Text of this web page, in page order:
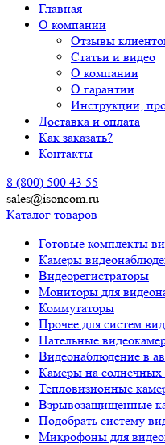
Главная
О компании
Отзывы
Статьи и видео
О компании
О гарантии
Инструкции,
Доставка и оплата
Как заказать?
Контакты
8 (800) 500 43 55
sales@isoncom.ru
Каталог товаров
Готовые комплекты
Камеры
Видеорегистраторы
Мониторы для
Коммутаторы
Прочее для систем
Нательные
Видеонаблюдение в
Камеры на солнечных
Тепловизионные
Взрывозащищенные
Подобрать систему
Микрофоны для